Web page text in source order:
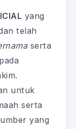
yang
telah
serta
untuk
serta
yang